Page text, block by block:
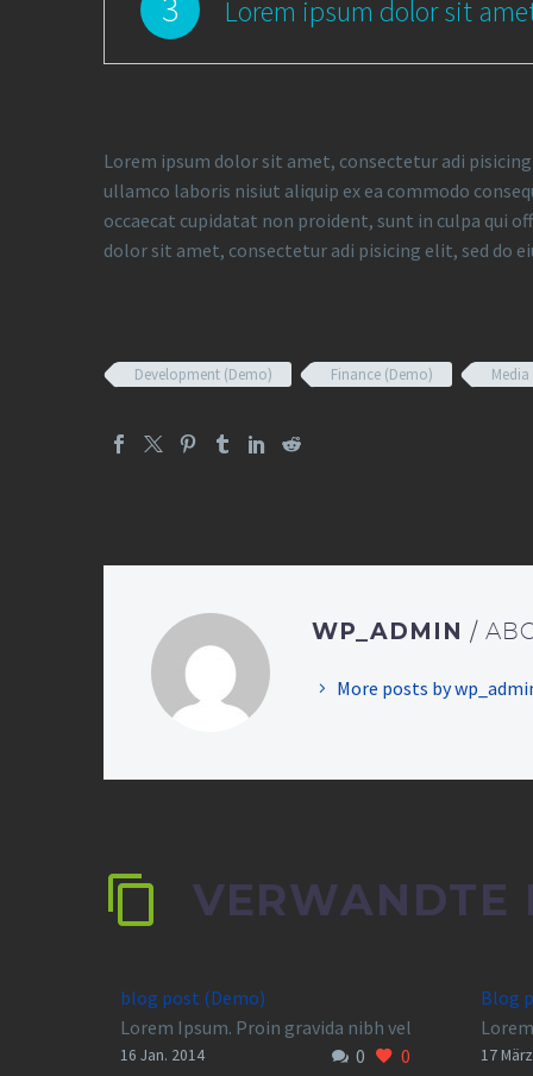
Lorem ipsum dolor sit
Lorem ipsum dolor sit amet, consectetur adi
ullamco laboris nisiut aliquip ex ea commodo
occaecat cupidatat non proident, sunt in culpa qui
dolor sit amet, consectetur adi pisicing elit, sed do
Development (Demo) Finance (Demo)
WP_ADMIN /
More posts by
VERWANDTE
blog post (Demo)
Lorem Ipsum. Proin gravida nibh vel
velit auctor aliquet. Aenean 0 0
16 Jan. 2014
Blog
velit
17